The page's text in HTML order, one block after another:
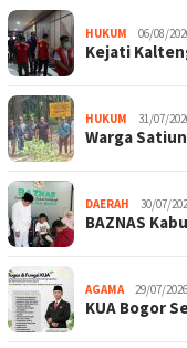
HUKUM 06/08/
Kejati
HUKUM 31/07/
Warga
DAERAH 30/07/
BAZNAS
AGAMA 29/07/2026
KUA Bogor